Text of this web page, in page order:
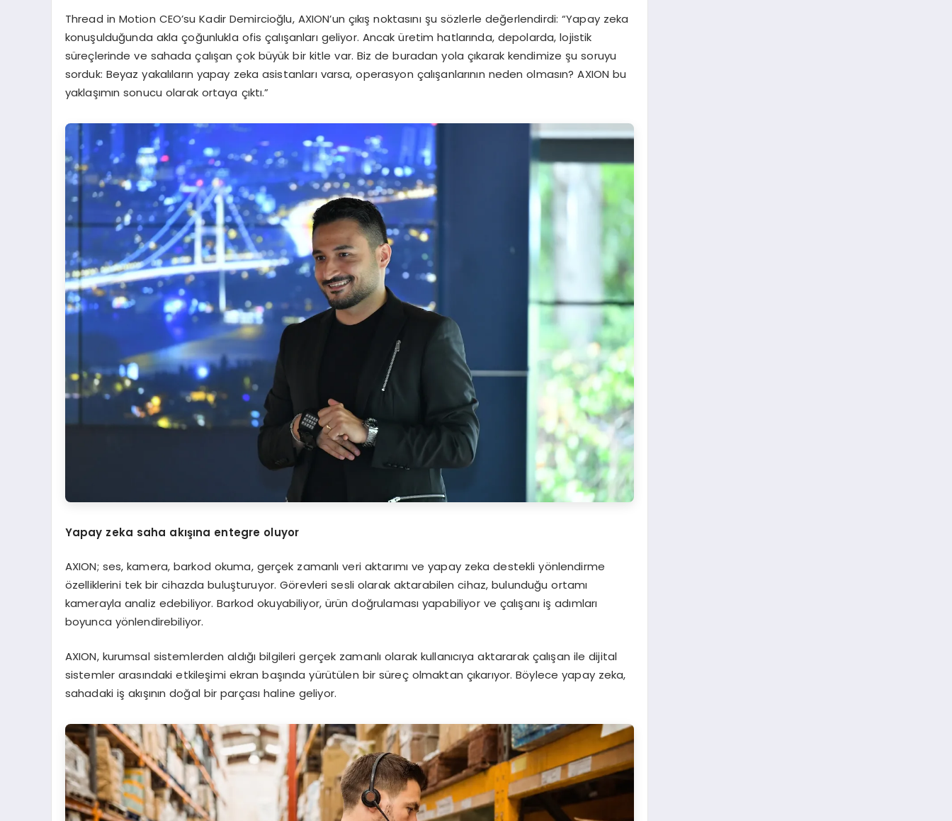
Thread in Motion CEO’su Kadir Demircioğlu, AXION’un çıkış noktasını şu sözlerle değerlendirdi: “Yapay zeka
konuşulduğunda akla çoğunlukla ofis çalışanları geliyor. Ancak üretim hatlarında, depolarda, lojistik
süreçlerinde ve sahada çalışan çok büyük bir kitle var. Biz de buradan yola çıkarak kendimize şu soruyu
sorduk: Beyaz yakalıların yapay zeka asistanları varsa, operasyon çalışanlarının neden olmasın? AXION bu
yaklaşımın sonucu olarak ortaya çıktı.”
Yapay zeka saha akışına entegre oluyor
AXION; ses, kamera, barkod okuma, gerçek zamanlı veri aktarımı ve yapay zeka destekli yönlendirme
özelliklerini tek bir cihazda buluşturuyor. Görevleri sesli olarak aktarabilen cihaz, bulunduğu ortamı
kamerayla analiz edebiliyor. Barkod okuyabiliyor, ürün doğrulaması yapabiliyor ve çalışanı iş adımları
boyunca yönlendirebiliyor.
AXION, kurumsal sistemlerden aldığı bilgileri gerçek zamanlı olarak kullanıcıya aktararak çalışan ile dijital
sistemler arasındaki etkileşimi ekran başında yürütülen bir süreç olmaktan çıkarıyor. Böylece yapay zeka,
sahadaki iş akışının doğal bir parçası haline geliyor.